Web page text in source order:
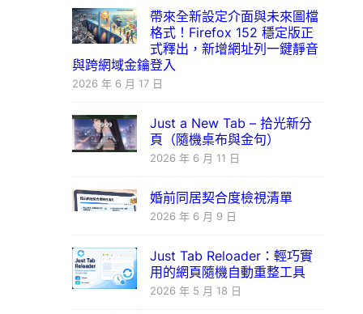
帶來全新設定介面與未來圖檔
格式！Firefox 152 穩定版正
式釋出，新增網址列一鍵靜音
與跨網域金鑰登入
2026 年 6 月 17 日
Just a New Tab – 拾光新分
頁（隨機桌布與金句）
2026 年 6 月 11 日
婚前同居契合度檢視清單
2026 年 6 月 9 日
Just Tab Reloader：輕巧實
用的網頁隨機自動重整工具
2026 年 5 月 18 日